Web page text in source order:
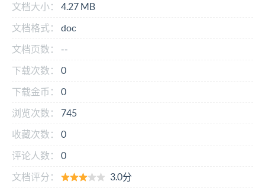
文档大小：
4.27 MB
文档格式：
doc
文档页数：
--
下载次数：
0
下载金币：
0
浏览次数：
745
收藏次数：
0
评论人数：
0
文档评分：
3.0分